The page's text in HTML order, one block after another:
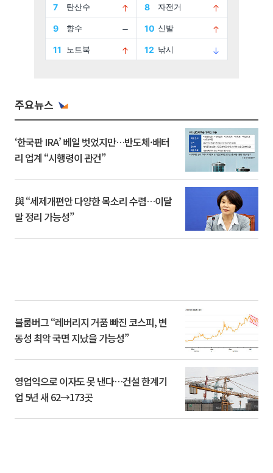
주요뉴스
‘한국판 IRA’ 베일 벗었지만…반도체·배터
리 업계 “시행령이 관건”
與 “세제개편안 다양한 목소리 수렴…이달
말 정리 가능성”
블룸버그 “레버리지 거품 빠진 코스피, 변
동성 최악 국면 지났을 가능성”
영업익으로 이자도 못 낸다…건설 한계기
업 5년 새 62→173곳